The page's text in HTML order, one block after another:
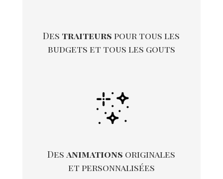
Des traiteurs pour tous les
budgets et tous les gouts
Desanimations originales
et personnalisées